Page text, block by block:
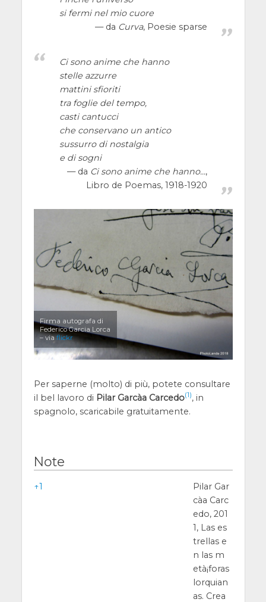
si fermi nel mio cuore
da Curva, Poesie sparse
Ci sono anime che hanno
stelle azzurre
mattini sfioriti
tra foglie del tempo,
casti cantucci
che conservano un antico
sussurro di nostalgia
e di sogni
da Ci sono anime che hanno...,
Libro de Poemas, 1918-1920
Firma autografa di
Federico Garcia Lorca
– viaflickr
Per saperne (molto) di più, potete consultare
il bel lavoro di Pilar Garcà­a Carcedo(1), in
spagnolo, scaricabile gratuitamente.
Note
Note
↑1
Pilar Gar
cà­a Carc
edo, 201
1, Las es
trellas e
n las m
età¡foras
lorquian
as. Crea